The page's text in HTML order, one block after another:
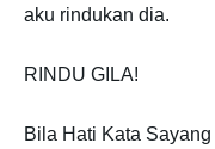
aku rindukan dia.
RINDU GILA!
Bila Hati Kata Sayang